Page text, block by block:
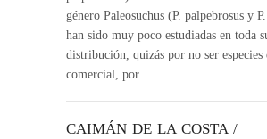
género Paleosuchus (P. palpebrosus y
han sido muy poco estudiadas en toda
distribución, quizás por no ser especies
comercial, por…
CAIMÁN DE LA COSTA /